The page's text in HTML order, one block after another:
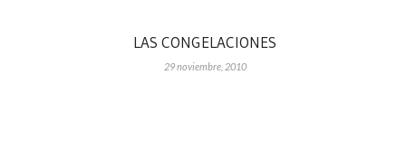
LAS CONGELACIONES
29 noviembre, 2010